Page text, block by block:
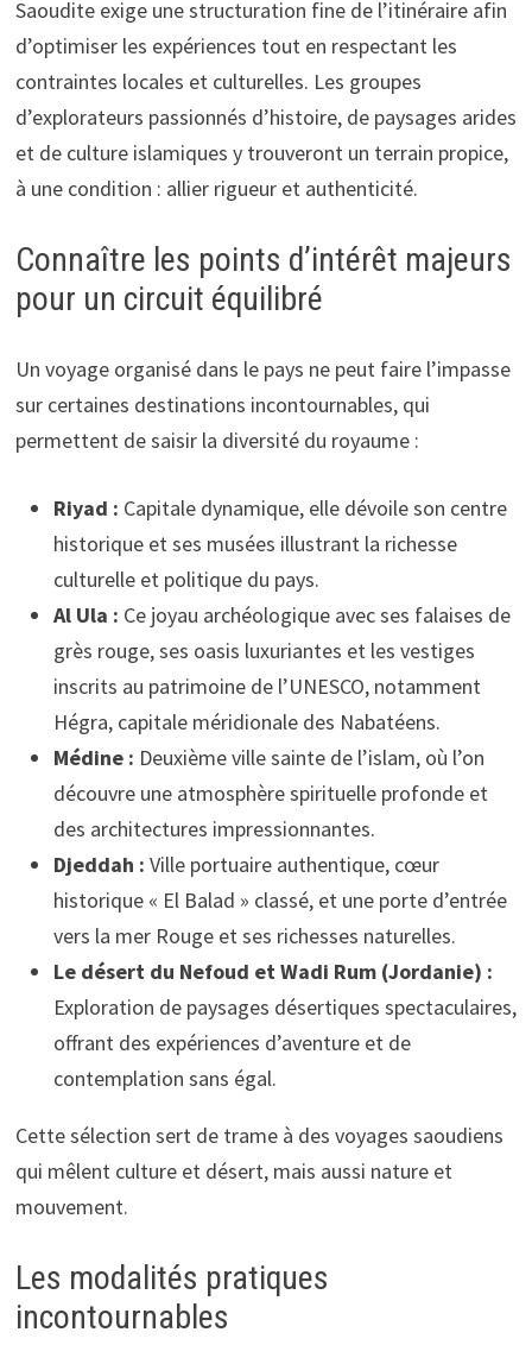
Saoudite exige une structuration fine de l’itinéraire afin
d’optimiser les expériences tout en respectant les
contraintes locales et culturelles. Les groupes
d’explorateurs passionnés d’histoire, de paysages arides
et de culture islamiques y trouveront un terrain propice,
à une condition : allier rigueur et authenticité.
Connaître les points d’intérêt majeurs
pour un circuit équilibré
Un voyage organisé dans le pays ne peut faire l’impasse
sur certaines destinations incontournables, qui
permettent de saisir la diversité du royaume :
Riyad : Capitale dynamique, elle dévoile son centre
historique et ses musées illustrant la richesse
culturelle et politique du pays.
Al Ula : Ce joyau archéologique avec ses falaises de
grès rouge, ses oasis luxuriantes et les vestiges
inscrits au patrimoine de l’UNESCO, notamment
Hégra, capitale méridionale des Nabatéens.
Médine : Deuxième ville sainte de l’islam, où l’on
découvre une atmosphère spirituelle profonde et
des architectures impressionnantes.
Djeddah : Ville portuaire authentique, cœur
historique « El Balad » classé, et une porte d’entrée
vers la mer Rouge et ses richesses naturelles.
Le désert du Nefoud et Wadi Rum (Jordanie) :
Exploration de paysages désertiques spectaculaires,
offrant des expériences d’aventure et de
contemplation sans égal.
Cette sélection sert de trame à des voyages saoudiens
qui mêlent culture et désert, mais aussi nature et
mouvement.
Les modalités pratiques
incontournables